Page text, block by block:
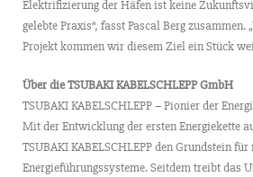
Elektrifizierung der Häfen ist keine
gelebte Praxis“, fasst Pascal Berg zusammen.
Projekt kommen wir diesem Ziel ein Stück
Über die TSUBAKI KABELSCHLEPP GmbH
TSUBAKI KABELSCHLEPP – Pionier der
Mit der Entwicklung der ersten Energiekette
TSUBAKI KABELSCHLEPP den Grundstein für
Energieführungssysteme. Seitdem treibt das